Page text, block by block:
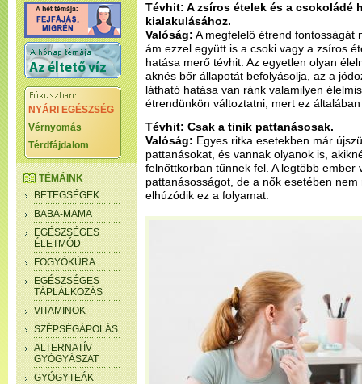
NYÁRI EGÉSZSÉG
Vérnyomás
Térdfájdalom
TÉMÁINK
BETEGSÉGEK
BABA-MAMA
EGÉSZSÉGES
ÉLETMÓD
FOGYÓKÚRA
EGÉSZSÉGES
TÁPLÁLKOZÁS
VITAMINOK
SZÉPSÉGÁPOLÁS
ALTERNATÍV
GYÓGYÁSZAT
GYÓGYTEÁK
Tévhit: A zsíros ételek és a csokoládé
kialakulásához.
Valóság: A megfelelő étrend fontosságát
ám ezzel együtt is a csoki vagy a zsíros
hatása merő tévhit. Az egyetlen olyan
aknés bőr állapotát befolyásolja, az a
látható hatása van ránk valamilyen
étrendünkön változtatni, mert ez
Tévhit: Csak a tinik pattanásosak.
Valóság: Egyes ritka esetekben már
pattanásokat, és vannak olyanok is,
felnőttkorban tűnnek fel. A legtöbb ember
pattanásosságot, de a nők esetében
elhúzódik ez a folyamat.